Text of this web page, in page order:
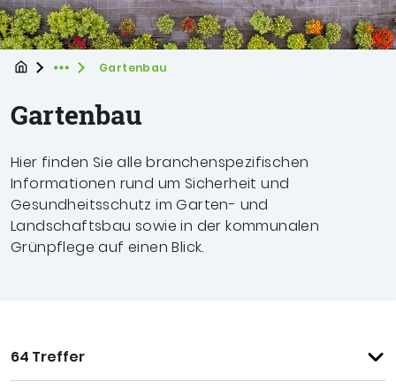
StartpageExpand breadcrumb Navigation
Sie befinden sich hier
Gartenbau
Gartenbau
Hier finden Sie alle branchenspezifischen
Informationen rund um Sicherheit und
Gesundheitsschutz im Garten- und
Landschaftsbau sowie in der kommunalen
Grünpflege auf einen Blick.
64 Treffer